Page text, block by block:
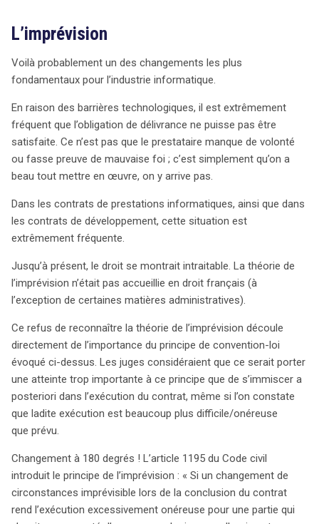
L’imprévision
Voilà probablement un des changements les plus
fondamentaux pour l’industrie informatique.
En raison des barrières technologiques, il est extrêmement
fréquent que l’obligation de délivrance ne puisse pas être
satisfaite. Ce n’est pas que le prestataire manque de volonté
ou fasse preuve de mauvaise foi ; c’est simplement qu’on a
beau tout mettre en œuvre, on y arrive pas.
Dans les contrats de prestations informatiques, ainsi que dans
les contrats de développement, cette situation est
extrêmement fréquente.
Jusqu’à présent, le droit se montrait intraitable. La théorie de
l’imprévision n’était pas accueillie en droit français (à
l’exception de certaines matières administratives).
Ce refus de reconnaître la théorie de l’imprévision découle
directement de l’importance du principe de convention-loi
évoqué ci-dessus. Les juges considéraient que ce serait porter
une atteinte trop importante à ce principe que de s’immiscer a
posteriori dans l’exécution du contrat, même si l’on constate
que ladite exécution est beaucoup plus difficile/onéreuse
que prévu.
Changement à 180 degrés ! L’article 1195 du Code civil
introduit le principe de l’imprévision : « Si un changement de
circonstances imprévisible lors de la conclusion du contrat
rend l’exécution excessivement onéreuse pour une partie qui